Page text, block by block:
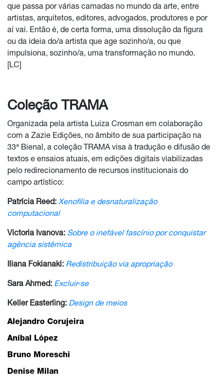
que passa por várias camadas no mundo da arte, entre
artistas, arquitetos, editores, advogados, produtores e por
aí vai. Então é, de certa forma, uma dissolução da figura
ou da ideia do/a artista que age sozinho/a, ou que
impulsiona, sozinho/a, uma transformação no mundo.
[LC]
Coleção TRAMA
Organizada pela artista Luiza Crosman em colaboração
com a Zazie Edições, no âmbito de sua participação na
33ª Bienal, a coleção TRAMA visa à tradução e difusão de
textos e ensaios atuais, em edições digitais viabilizadas
pelo redirecionamento de recursos institucionais do
campo artístico:
Patrícia Reed: Xenofilia e desnaturalização
computacional
Victoria Ivanova: Sobre o inefável fascínio por conquistar
agência sistêmica
Iliana Fokianaki: Redistribuição via apropriação
Sara Ahmed: Excluir-se
Keller Easterling: Design de meios
Alejandro Corujeira
Aníbal López
Bruno Moreschi
Denise Milan